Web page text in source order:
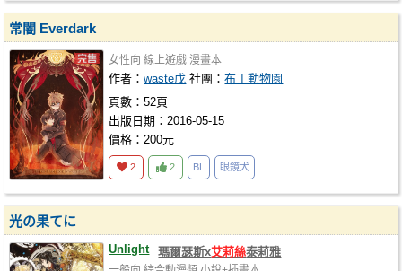
常闇 Everdark
女性向 線上遊戲 漫畫本
作者：waste戊 社團：布丁動物園
頁數：52頁
出版日期：2016-05-15
價格：200元
2 2 BL 眼鏡犬
光の果てに
Unlight 瑪爾瑟斯x艾莉絲泰莉雅